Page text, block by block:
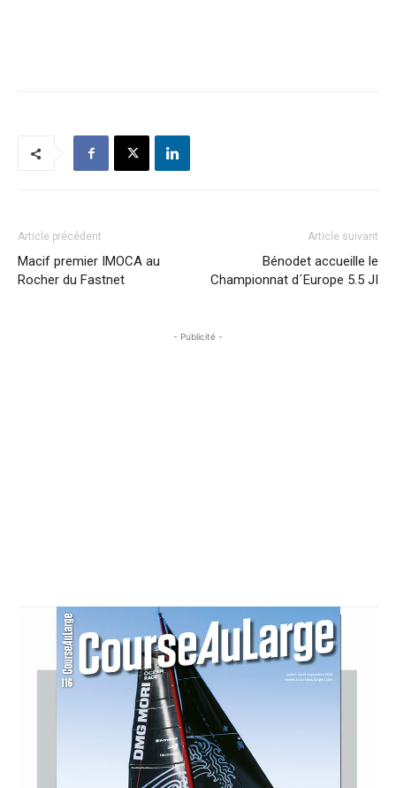
Article précédent
Macif premier IMOCA au
Rocher du Fastnet
Article suivant
Bénodet accueille le
Championnat d´Europe 5.5 JI
- Publicité -